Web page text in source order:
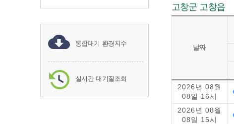
통합대기 환경지수
실시간 대기질조회
고창군 고창읍
날짜
2026년 08월
08일 16시
2026년 08월
08일 15시